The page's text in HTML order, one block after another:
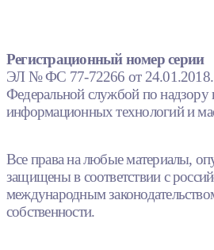
Регистрационный номер серии
ЭЛ № ФС 77-72266 от 24.01.2018.
Федеральной службой по надзору
информационных технологий и
Все права на любые материалы,
защищены в соответствии с
международным
собственности.